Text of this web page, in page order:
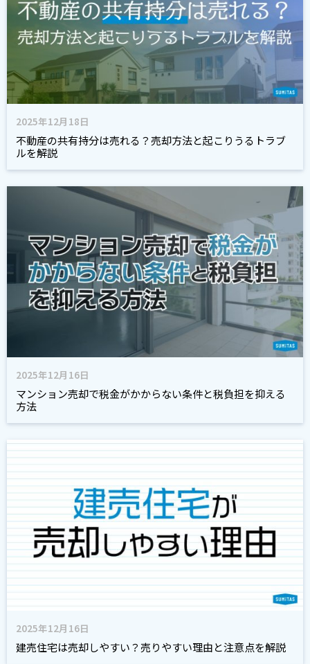
2025年12月18日
不動産の共有持分は売れる？売却方法と起こりうるトラブ
ルを解説
2025年12月16日
マンション売却で税金がかからない条件と税負担を抑える
方法
2025年12月16日
建売住宅は売却しやすい？売りやすい理由と注意点を解説